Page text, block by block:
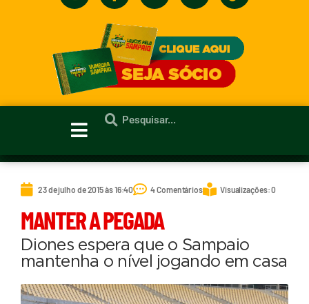
23 de julho de 2015 às 16:40 4 Comentários Visualizações: 0
MANTER A PEGADA
Diones espera que o Sampaio
mantenha o nível jogando em casa